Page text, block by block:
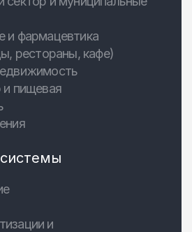
и фармацевтика
рестораны, кафе)
и пищевая
и